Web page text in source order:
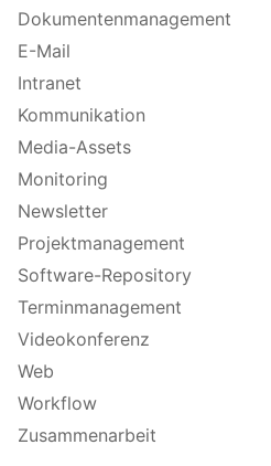
Dokumentenmanagement
E-Mail
Intranet
Kommunikation
Media-Assets
Monitoring
Newsletter
Projektmanagement
Software-Repository
Terminmanagement
Videokonferenz
Web
Workflow
Zusammenarbeit